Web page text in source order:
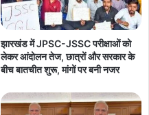
झारखंड में JPSC-JSSC परीक्षाओं को
लेकर आंदोलन तेज, छात्रों और सरकार के
बीच बातचीत शुरू, मांगों पर बनी नजर